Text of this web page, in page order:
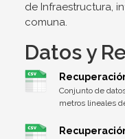
de Infraestructura,
comuna.
Datos y
Conjunto de
metros lineales